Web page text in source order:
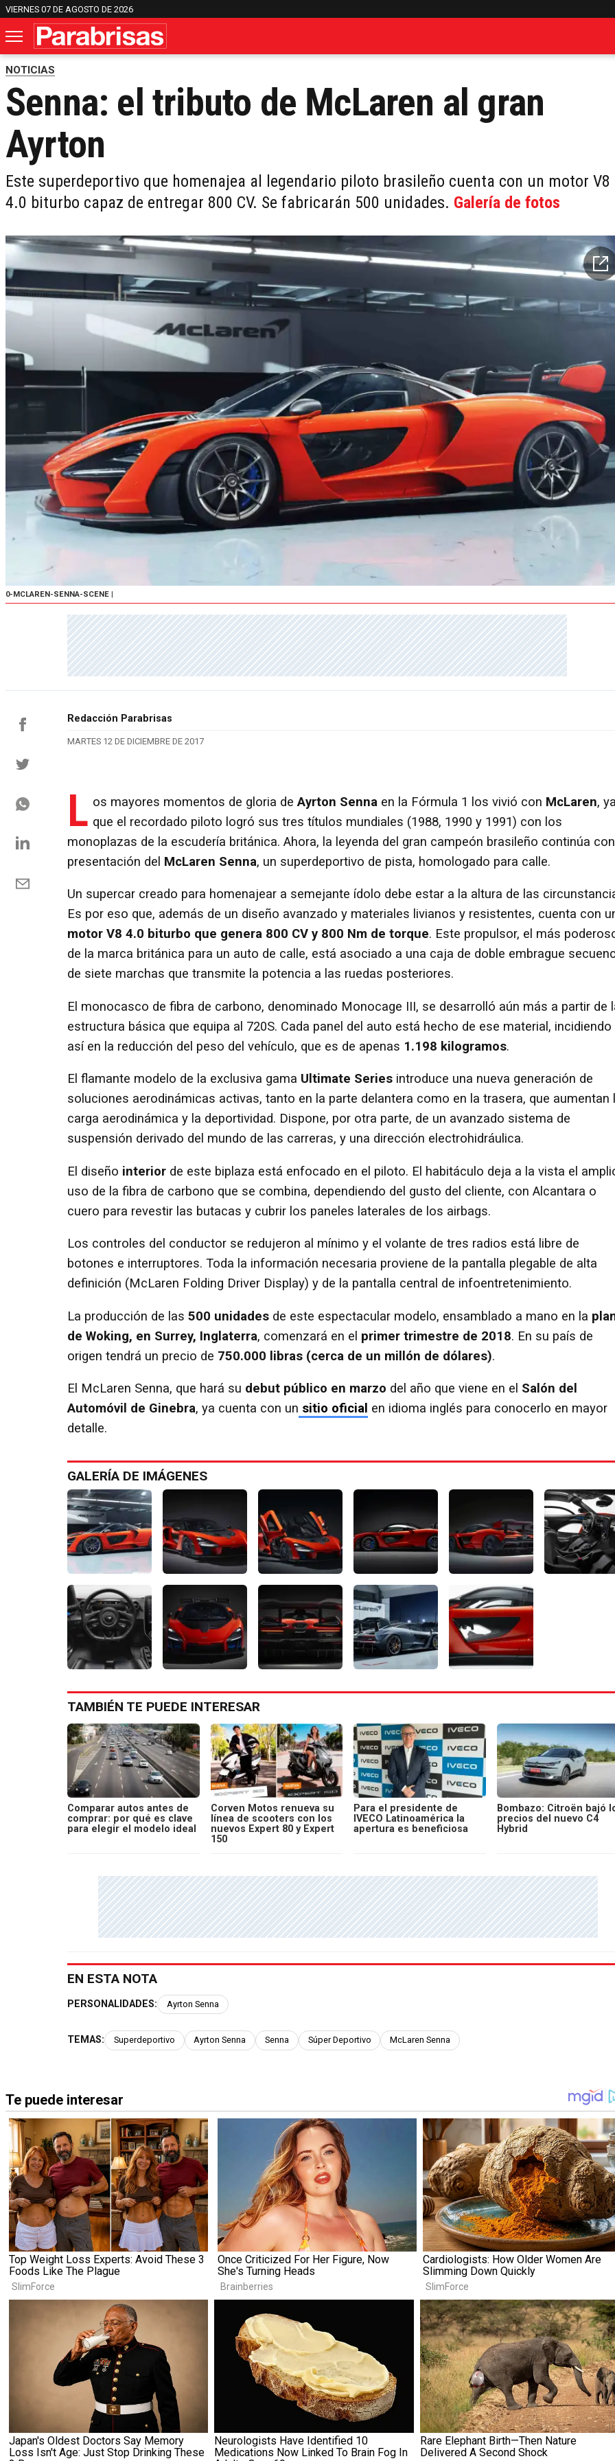
VIERNES 07 DE AGOSTO DE 2026
NOTICIAS
Senna: el tributo de McLaren al gran
Ayrton
Este superdeportivo que homenajea al legendario piloto brasileño cuenta con un motor V8
4.0 biturbo capaz de entregar 800 CV. Se fabricarán 500 unidades. Galería de fotos
0-MCLAREN-SENNA-SCENE |
Redacción Parabrisas
MARTES 12 DE DICIEMBRE DE 2017
L os mayores momentos de gloria de Ayrton Senna en la Fórmula 1 los vivió con McLaren,
que el recordado piloto logró sus tres títulos mundiales (1988, 1990 y 1991) con los
monoplazas de la escudería británica. Ahora, la leyenda del gran campeón brasileño continúa
presentación del McLaren Senna, un superdeportivo de pista, homologado para calle.
Un supercar creado para homenajear a semejante ídolo debe estar a la altura de las
Es por eso que, además de un diseño avanzado y materiales livianos y resistentes, cuenta con
motor V8 4.0 biturbo que genera 800 CV y 800 Nm de torque. Este propulsor, el más
de la marca británica para un auto de calle, está asociado a una caja de doble embrague
de siete marchas que transmite la potencia a las ruedas posteriores.
El monocasco de fibra de carbono, denominado Monocage III, se desarrolló aún más a partir de
estructura básica que equipa al 720S. Cada panel del auto está hecho de ese material, incidiendo
así en la reducción del peso del vehículo, que es de apenas 1.198 kilogramos.
El flamante modelo de la exclusiva gama Ultimate Series introduce una nueva generación de
soluciones aerodinámicas activas, tanto en la parte delantera como en la trasera, que aumentan
carga aerodinámica y la deportividad. Dispone, por otra parte, de un avanzado sistema de
suspensión derivado del mundo de las carreras, y una dirección electrohidráulica.
El diseño interior de este biplaza está enfocado en el piloto. El habitáculo deja a la vista el
uso de la fibra de carbono que se combina, dependiendo del gusto del cliente, con Alcantara o
cuero para revestir las butacas y cubrir los paneles laterales de los airbags.
Los controles del conductor se redujeron al mínimo y el volante de tres radios está libre de
botones e interruptores. Toda la información necesaria proviene de la pantalla plegable de alta
definición (McLaren Folding Driver Display) y de la pantalla central de infoentretenimiento.
La producción de las 500 unidades de este espectacular modelo, ensamblado a mano en la
de Woking, en Surrey, Inglaterra, comenzará en el primer trimestre de 2018. En su país de
origen tendrá un precio de 750.000 libras (cerca de un millón de dólares).
El McLaren Senna, que hará su debut público en marzo del año que viene en el Salón del
Automóvil de Ginebra, ya cuenta con un sitio oficial en idioma inglés para conocerlo en mayor
detalle.
GALERÍA DE IMÁGENES
TAMBIÉN TE PUEDE INTERESAR
Comparar autos antes de
comprar: por qué es clave
para elegir el modelo ideal
Corven Motos renueva su
línea de scooters con los
nuevos Expert 80 y Expert
150
Para el presidente de
IVECO Latinoamérica la
apertura es beneficiosa
Bombazo: Citroën bajó
precios del nuevo C4
Hybrid
EN ESTA NOTA
PERSONALIDADES: Ayrton Senna
TEMAS: Superdeportivo Ayrton Senna Senna Súper Deportivo McLaren Senna